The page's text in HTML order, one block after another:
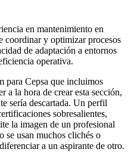
en mantenimiento en
coordinar y optimizar procesos
de adaptación a entornos
operativa.
para Cepsa que incluimos
a la hora de crear esta sección,
sería descartada. Un perfil
sobresalientes,
la imagen de un profesional
se usan muchos clichés o
a un aspirante de otro.